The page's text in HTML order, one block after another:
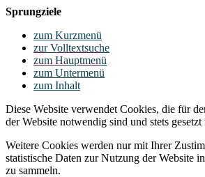
Sprungziele
zum Kurzmenü
zur Volltextsuche
zum Hauptmenü
zum Untermenü
zum Inhalt
Diese Website verwendet Cookies, die für
der Website notwendig sind und stets gesetzt
Weitere Cookies werden nur mit Ihrer
statistische Daten zur Nutzung der Website
zu sammeln.